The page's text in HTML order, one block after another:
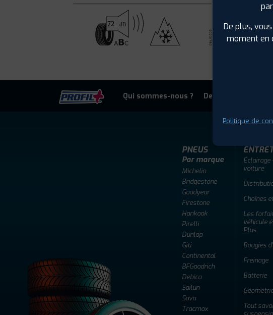
Qui sommes-nous ? Devenir adherent
PNEUS
Par marque
Michelin
Bridgestone
Goodyear
Firestone
Hankook
Pirelli
Dunlop
Giti
Continental
BFGoodrich
Debica
Sailun
Sava
Tracmax
Éclairage
voiture
Chaînes
Les
véhicule
Plus
Bougies
Freinage
Batterie
Tout
De plus,
moment en
Politique de